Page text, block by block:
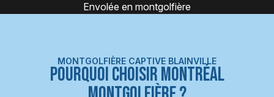
Expérience montgolfière
MONTGOLFIÈRE CAPTIVE BLAINVILLE
POURQUOI CHOISIR MONTRÉAL